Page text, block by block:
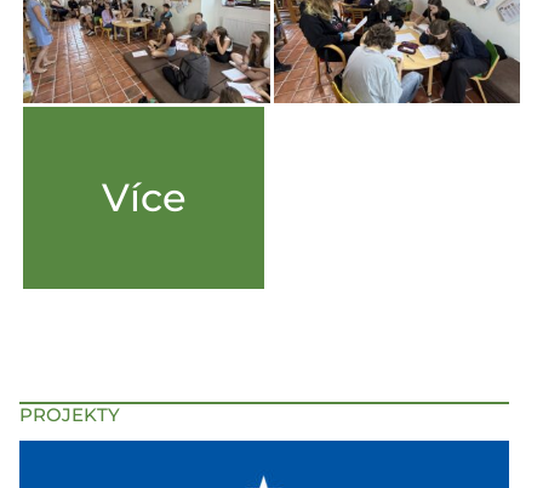
PROJEKTY
Více